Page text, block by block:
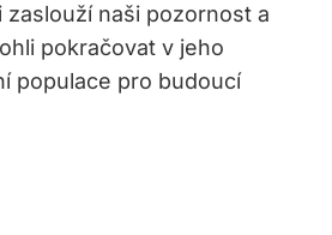
zaslouží naši pozornost a
pokračovat v jeho
populace pro budoucí